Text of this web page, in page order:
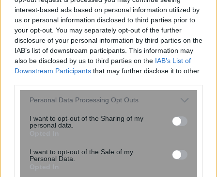
interest-based ads based on personal information utilized by
us or personal information disclosed to third parties prior to
your opt-out. You may separately opt-out of the further
disclosure of your personal information by third parties on the
IAB’s list of downstream participants. This information may
also be disclosed by us to third parties on the IAB’s List of
Downstream Participants that may further disclose it to other
Please note that this website/app uses one or more Google
not limited to your visit or usage behaviour. You may click to
grant or deny consent to Google and its third-party tags to
consent section.
Personal Data Processing Opt Outs
I want to opt-out of the Sharing of my
personal data.
I want to opt-out of the Sale of my
Personal Data.
Δυσκολεύεστε να παρκάρετε; Πότε
μπορεί να είναι σύμπτωμα άνοιας –
Εμφανίζεται πριν την απώλεια
μνήμης
Miranda Kerr: Η περίεργη διατροφή